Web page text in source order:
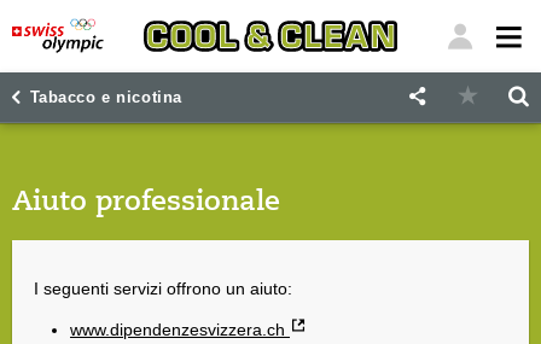
Tabacco e nicotina
Aiuto professionale
I seguenti servizi offrono un aiuto:
www.dipendenzesvizzera.ch